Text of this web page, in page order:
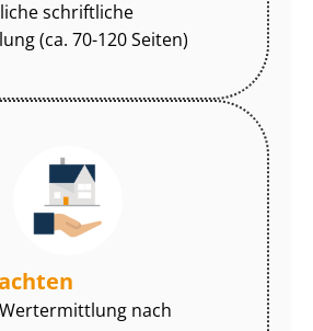
schriftliche
(ca. 70-120 Seiten)
nach